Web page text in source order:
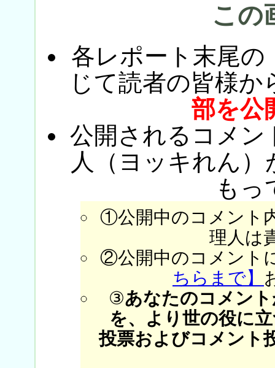
この
各レポート末尾の
じて読者の皆様か
部を公
公開されるコメン
人（ヨッキれん
もっ
①公開中のコメント
理人は
②公開中のコメント
ちらまで】
③あなたのコメン
を、より世の役に
投票およびコメント